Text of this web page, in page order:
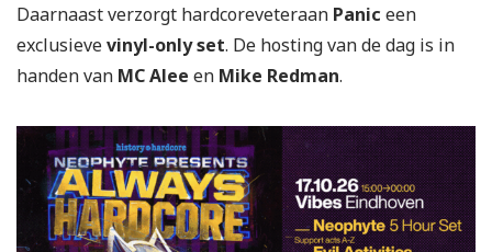
Daarnaast verzorgt hardcoreveteraan Panic een
exclusievevinyl-only set. De hosting van de dag is in
handen van MC Alee en Mike Redman.